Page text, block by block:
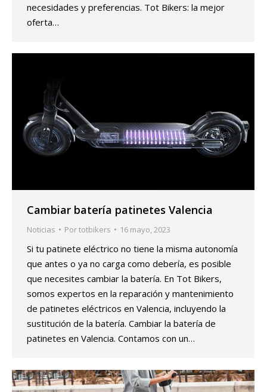
necesidades y preferencias. Tot Bikers: la mejor
oferta…
Cambiar batería patinetes Valencia
Noticias Portotbikers 16 mayo, 2023
Si tu patinete eléctrico no tiene la misma autonomía
que antes o ya no carga como debería, es posible
que necesites cambiar la batería. En Tot Bikers,
somos expertos en la reparación y mantenimiento
de patinetes eléctricos en Valencia, incluyendo la
sustitución de la batería. Cambiar la batería de
patinetes en Valencia. Contamos con un…